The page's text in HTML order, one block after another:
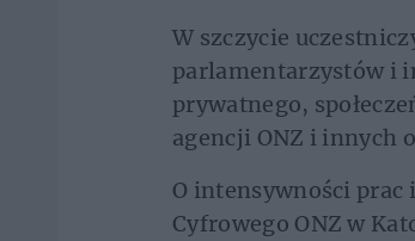
W szczycie
parlamentarzystów i
prywatnego,
agencji ONZ i innych
O intensywności prac
Cyfrowego ONZ w